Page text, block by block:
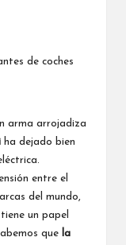
arma arrojadiza
ha dejado bien
entre el
del mundo,
un papel
que la